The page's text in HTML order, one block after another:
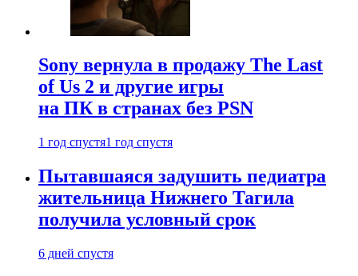
Sony вернула в продажу The Last
of Us 2 и другие игры
на ПК в странах без PSN
1 год спустя1 год спустя
Пытавшаяся задушить педиатра
жительница Нижнего Тагила
получила условный срок
6 дней спустя